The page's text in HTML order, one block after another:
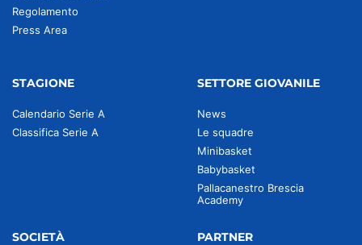
Regolamento
Press Area
STAGIONE
Calendario Serie A
Classifica Serie A
SETTORE GIOVANILE
News
Le squadre
Minibasket
Babybasket
Pallacanestro Brescia
Academy
SOCIETÀ PARTNER